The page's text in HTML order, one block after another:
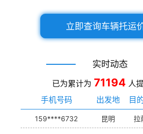
立即查询车辆托运
实时动态
已为累计为 71194 人
手机号码
出发地 目
159****6732 昆明 拉